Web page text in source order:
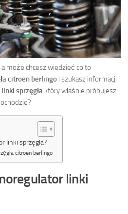
a może chcesz wiedzieć co to
citroen berlingo i szukasz informacji
sprzęgła który właśnie próbujesz
linki sprzęgła?
citroen berlingo
linki